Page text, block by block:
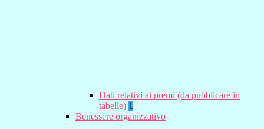
Dati relativi ai premi (da pubblicare in
tabelle) 1
Benessere organizzativo